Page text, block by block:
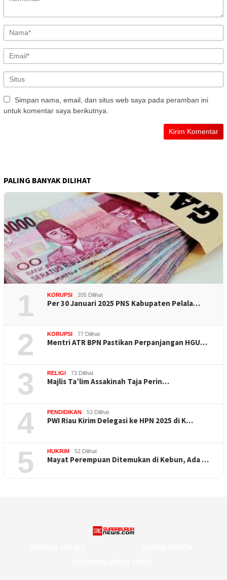
Simpan nama, email, dan situs web saya pada peramban ini
untuk komentar saya berikutnya.
PALING BANYAK DILIHAT
1 KORUPSI 205 Dilihat
Per 30 Januari 2025 PNS Kabupaten Pelala…
2 KORUPSI 77 Dilihat
Mentri ATR BPN Pastikan Perpanjangan HGU…
3 RELIGI 73 Dilihat
Majlis Ta’lim Assakinah Taja Perin…
4 PENDIDIKAN 53 Dilihat
PWI Riau Kirim Delegasi ke HPN 2025 di K…
5 HUKRIM 52 Dilihat
Mayat Perempuan Ditemukan di Kebun, Ada …